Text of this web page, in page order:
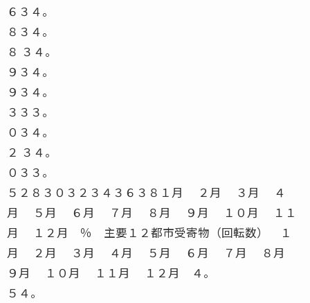
６３４。
８３４。
８ ３４。
９３４。
９３４。
３３３。
０３４。
２ ３４。
０３３。
５２８３０３２３４３６３８１月 ２月 ３月 ４
月 ５月 ６月 ７月 ８月 ９月 １０月 １１
月 １２月 ％ 主要１２都市受寄物（回転数） １
月 ２月 ３月 ４月 ５月 ６月 ７月 ８月
９月 １０月 １１月 １２月 ４。
５４。